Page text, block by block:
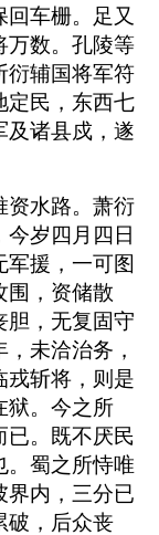
车栅。足又
万数。孔陵等
衍辅国将军符
定民，东西七
及诸县戍，遂
资水路。萧衍
今岁四月四日
军援，一可图
围，资储散
胆，无复固守
未洽治务，
戎斩将，则是
狱。今之所
已。既不厌民
。蜀之所恃唯
界内，三分已
破，后众丧